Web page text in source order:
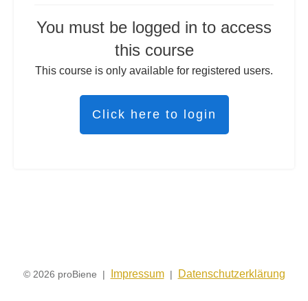
You must be logged in to access
this course
This course is only available for registered users.
Click here to login
© 2026 proBiene | Impressum| Datenschutzerklärung